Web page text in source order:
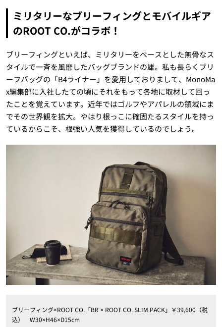
ミリタリーなブリーフィングとモバイルギア
のROOT CO.がコラボ！
ブリーフィングといえば、ミリタリーをベースとした無骨なス
タイルで一斉を風靡したバッグブランドの雄。私も長らくブリ
ーフバッグの「B4ライナー」を愛用しておりまして、MonoMa
x編集部に入社したての頃にそれをもって各地に取材して回っ
たことを覚えています。近年ではゴルフやアパレルの領域にま
でその世界観を拡大。やはり根っこに確固たるスタイルを持っ
ているからこそ、根強い人気を獲得しているのでしょう。
ブリーフィング×ROOT CO.「BR × ROOT CO. SLIM PACK」￥39,600（税
込） W30×H46×D15cm